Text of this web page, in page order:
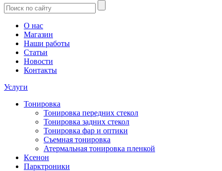
О нас
Магазин
Наши работы
Статьи
Новости
Контакты
Услуги
Тонировка
Тонировка передних стекол
Тонировка задних стекол
Тонировка фар и оптики
Съемная тонировка
Атермальная тонировка пленкой
Ксенон
Парктроники